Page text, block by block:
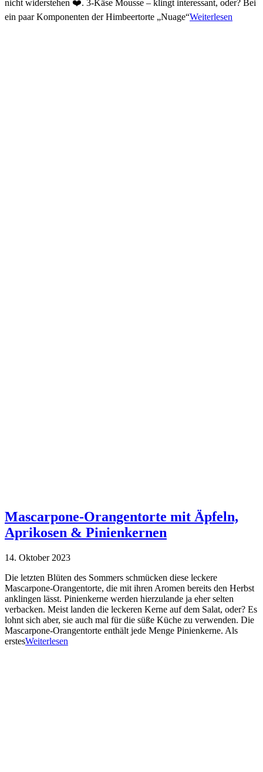
nicht widerstehen ❤️. 3-Käse Mousse – klingt interessant, oder? Bei
ein paar Komponenten der Himbeertorte „Nuage“Weiterlesen
Mascarpone-Orangentorte mit Äpfeln,
Aprikosen & Pinienkernen
14. Oktober 2023
Die letzten Blüten des Sommers schmücken diese leckere
Mascarpone-Orangentorte, die mit ihren Aromen bereits den Herbst
anklingen lässt. Pinienkerne werden hierzulande ja eher selten
verbacken. Meist landen die leckeren Kerne auf dem Salat, oder? Es
lohnt sich aber, sie auch mal für die süße Küche zu verwenden. Die
Mascarpone-Orangentorte enthält jede Menge Pinienkerne. Als
erstesWeiterlesen